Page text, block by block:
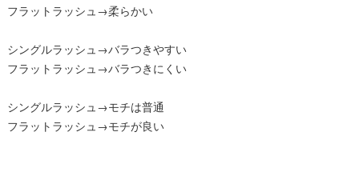
フラットラッシュ→柔らかい
シングルラッシュ→バラつきやすい
フラットラッシュ→バラつきにくい
シングルラッシュ→モチは普通
フラットラッシュ→モチが良い